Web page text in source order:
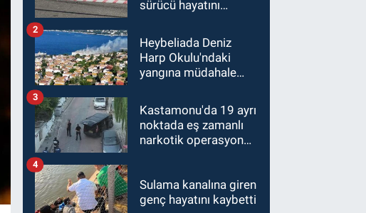
sürücü hayatını
Heybeliada Deniz
Harp Okulu'ndaki
yangına müdahale
2
Kastamonu'da 19 ayrı
noktada eş zamanlı
narkotik operasyonu:
3
Sulama kanalına giren
genç hayatını kaybetti
4